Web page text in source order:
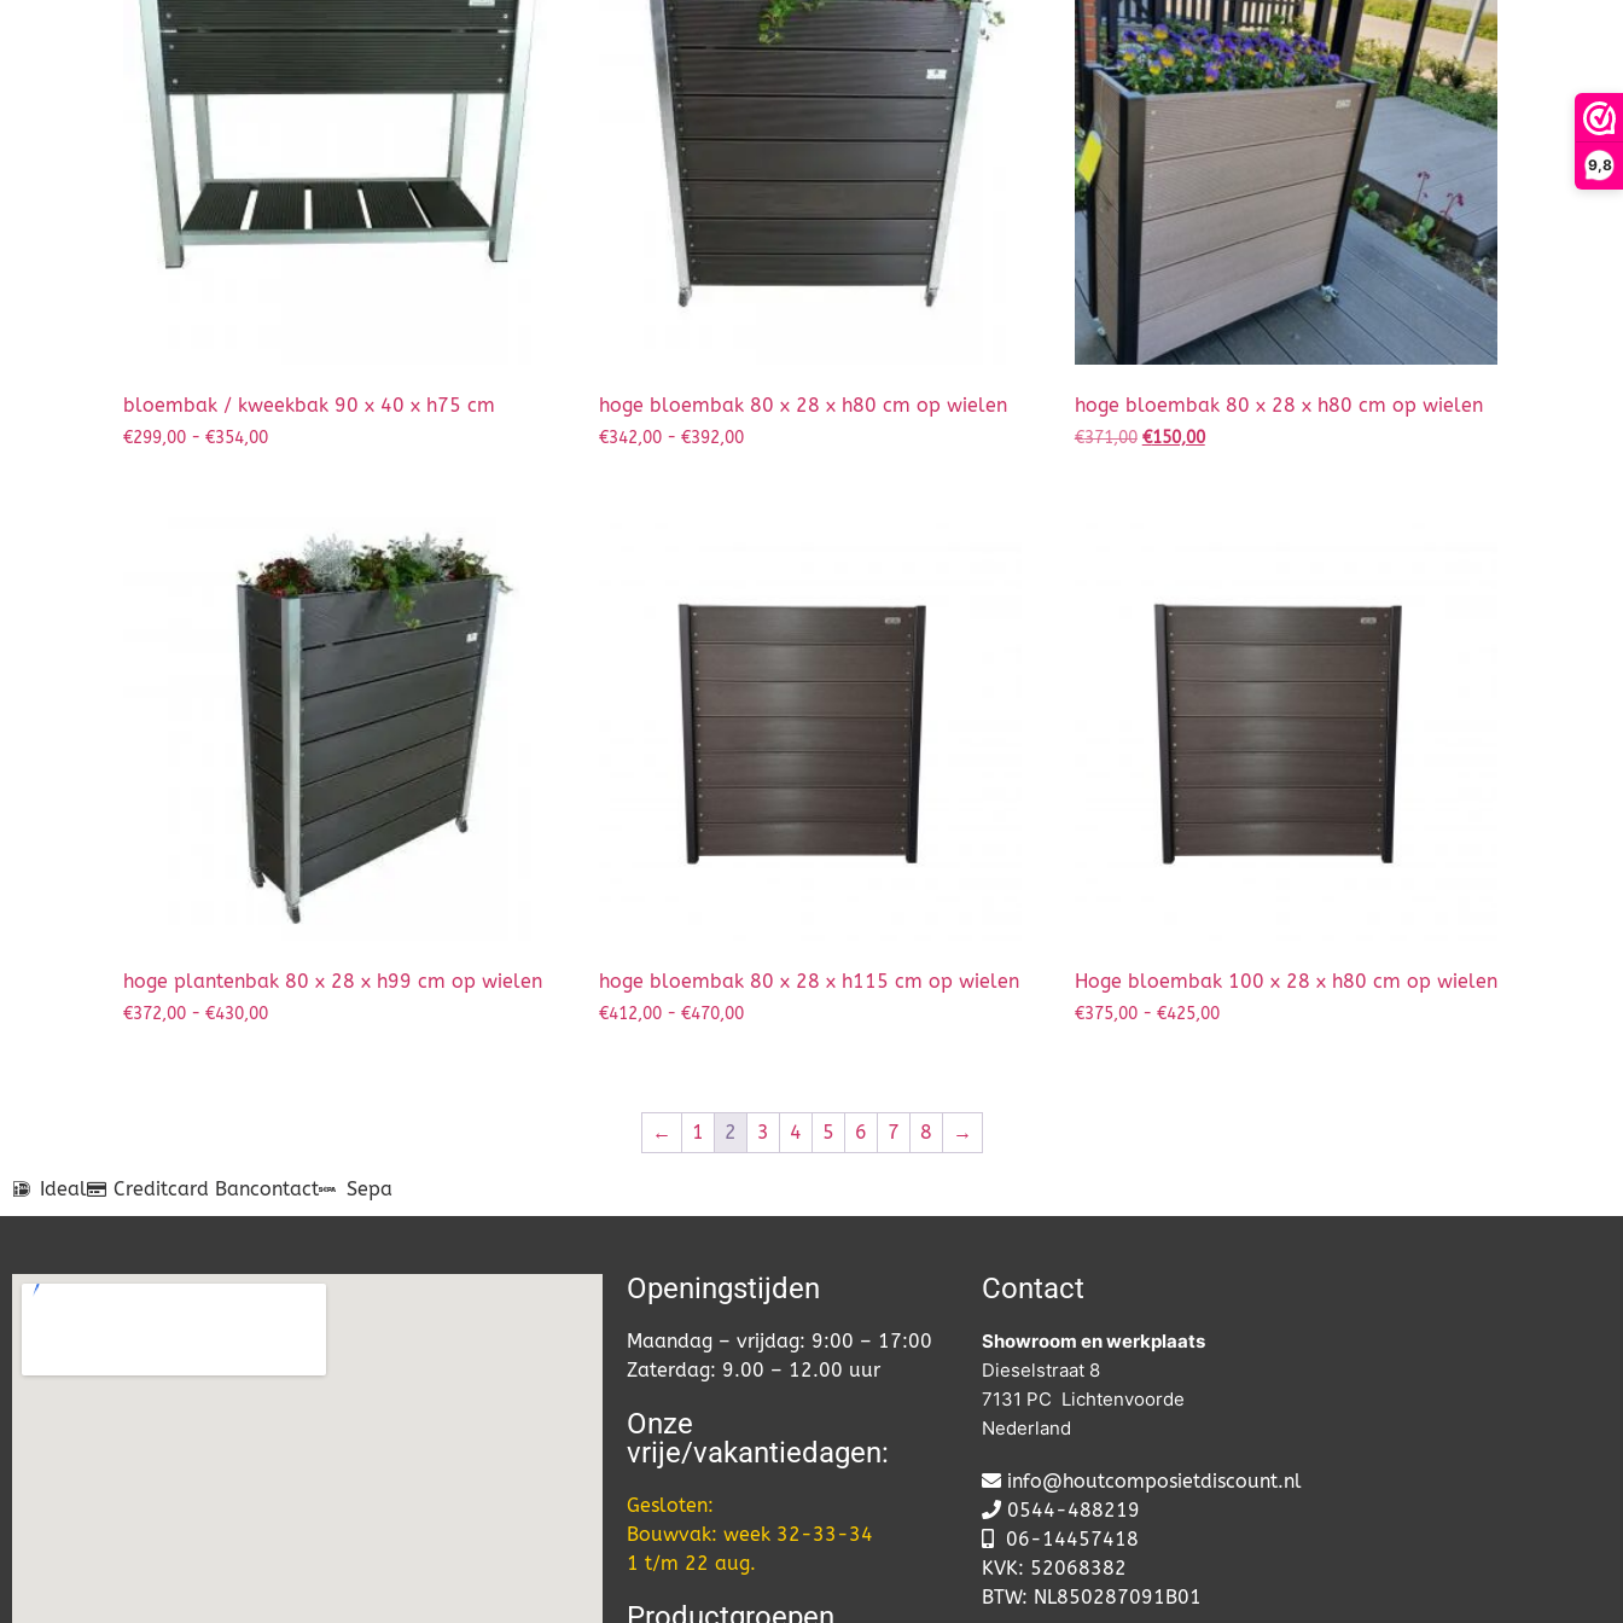
9,8
bloembak / kweekbak 90 x 40 x h75 cm
€299,00 - €354,00
hoge bloembak 80 x 28 x h80 cm op wielen
€342,00 - €392,00
hoge bloembak 80 x 28 x h80 cm op wielen
€371,00 €150,00
hoge plantenbak 80 x 28 x h99 cm op wielen
€372,00 - €430,00
hoge bloembak 80 x 28 x h115 cm op wielen
€412,00 - €470,00
Hoge bloembak 100 x 28 x h80 cm op wielen
€375,00 - €425,00
← 1 2 3 4 5 6 7 8 →
Ideal Creditcard Bancontact Sepa
Openingstijden
Maandag – vrijdag: 9:00 – 17:00
Zaterdag: 9.00 – 12.00 uur
Onze
vrije/vakantiedagen:
Gesloten:
Bouwvak: week 32-33-34
1 t/m 22 aug.
Contact
Showroom en werkplaats
Dieselstraat 8
7131 PC Lichtenvoorde
Nederland
info@houtcomposietdiscount.nl
0544-488219
06- 14457418
KVK: 52068382
BTW: NL850287091B01